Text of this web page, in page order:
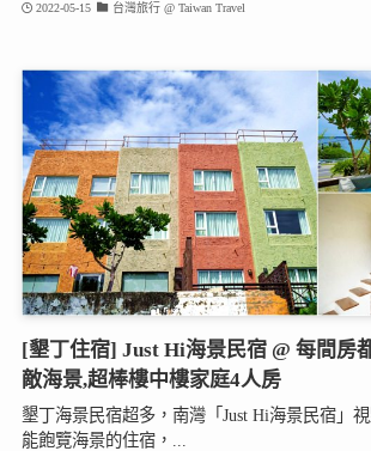
2022-05-15 台灣旅行 @ Taiwan Travel
[墾丁住宿] Just Hi海景民宿 @ 每間房
敵海景,超棒樓中樓家庭4人房
墾丁海景民宿超多，南灣「Just Hi海景民宿」
能飽覽海景的住宿，...